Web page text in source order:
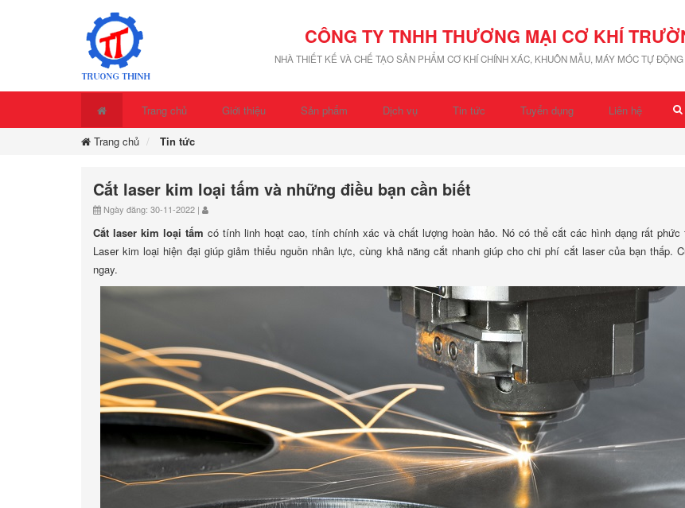
CÔNG TY TNHH THƯƠNG MẠI CƠ KHÍ
NHÀ THIẾT KẾ VÀ CHẾ TẠO SẢN PHẨM CƠ KHÍ CHÍNH XÁC, KHUÔN MẪU, MÁY MÓC TỰ
Trang chủ Giới thiệu Sản phẩm Dịch vụ Tin tức Tuyển dụng Liên hệ
Trang chủ Tin tức
Cắt laser kim loại tấm và những điều bạn cần biết
Ngày đăng: 30-11-2022 |
Cắt laser kim loại tấm có tính linh hoạt cao, tính chính xác và chất lượng hoàn hảo. Nó có thể cắt các hình dạng rất phức
Laser kim loại hiện đại giúp giảm thiểu nguồn nhân lực, cùng khả năng cắt nhanh giúp cho chi phí cắt laser của bạn thấp.
ngay.